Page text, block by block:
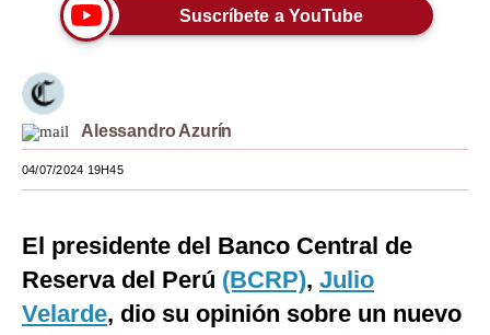
Viajes
Estilos
Mundo
España
Internacional
Suscríbete a YouTube
Alessandro Azurín
04/07/2024 19H45
El presidente del Banco Central de
Reserva del Perú (BCRP), Julio
Velarde, dio su opinión sobre un nuevo